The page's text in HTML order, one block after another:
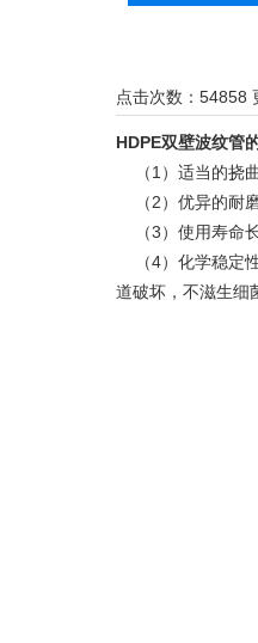
点击次数： 54858
HDPE双壁波纹管
（1）适当的挠曲
（2）优异的耐磨
（3）使用寿命
（4）化学稳定
道破坏，不滋生细